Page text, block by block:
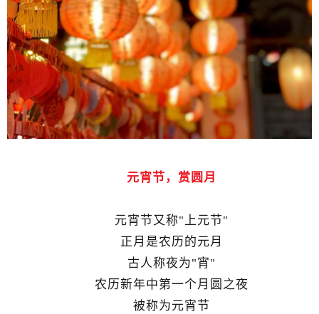
元宵节，赏圆月
元宵节又称"上元节"
正月是农历的元月
古人称夜为"宵"
农历新年中第一个月圆之夜
被称为元宵节